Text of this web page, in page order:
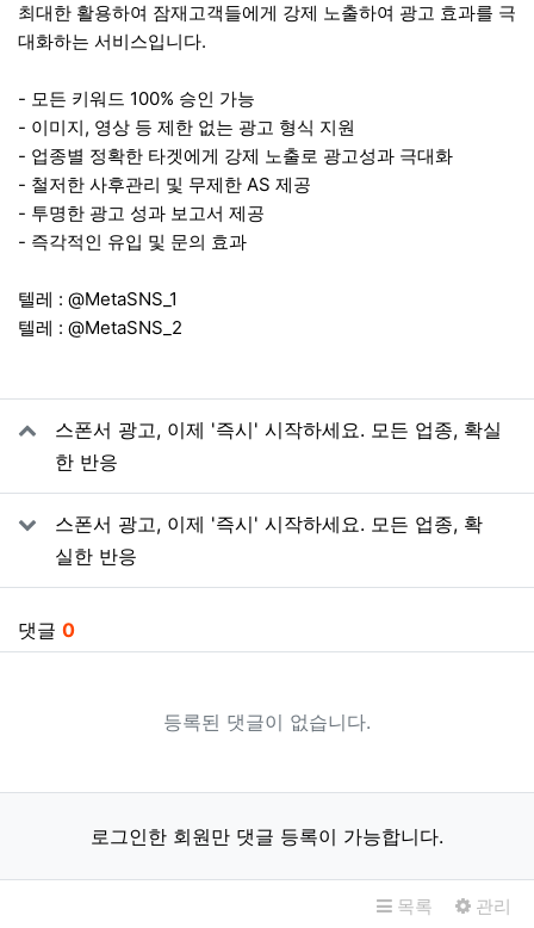
최대한 활용하여 잠재고객들에게 강제 노출하여 광고 효과를 극
대화하는 서비스입니다.
- 모든 키워드 100% 승인 가능
- 이미지, 영상 등 제한 없는 광고 형식 지원
- 업종별 정확한 타겟에게 강제 노출로 광고성과 극대화
- 철저한 사후관리 및 무제한 AS 제공
- 투명한 광고 성과 보고서 제공
- 즉각적인 유입 및 문의 효과
텔레 : @MetaSNS_1
텔레 : @MetaSNS_2
관련자료
스폰서 광고, 이제 '즉시' 시작하세요. 모든 업종, 확실
한 반응
스폰서 광고, 이제 '즉시' 시작하세요. 모든 업종, 확
실한 반응
댓글 0
등록된 댓글이 없습니다.
로그인한 회원만 댓글 등록이 가능합니다.
목록 관리